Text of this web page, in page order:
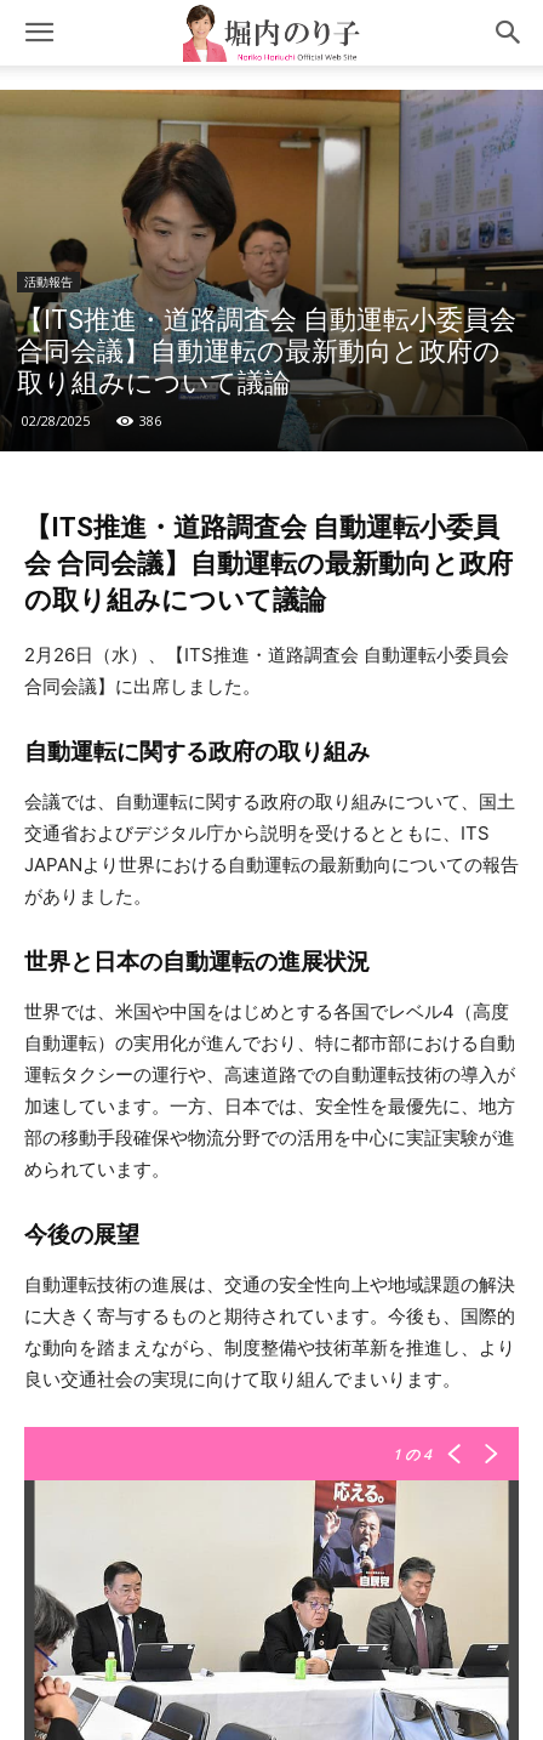
活動報告
【ITS推進・道路調査会 自動運転小委員会
合同会議】自動運転の最新動向と政府の
取り組みについて議論
02/28/2025 386
【ITS推進・道路調査会 自動運転小委員
会 合同会議】自動運転の最新動向と政府
の取り組みについて議論
2月26日（水）、【ITS推進・道路調査会 自動運転小委員会
合同会議】に出席しました。
自動運転に関する政府の取り組み
会議では、自動運転に関する政府の取り組みについて、国土
交通省およびデジタル庁から説明を受けるとともに、ITS
JAPANより世界における自動運転の最新動向についての報告
がありました。
世界と日本の自動運転の進展状況
世界では、米国や中国をはじめとする各国でレベル4（高度
自動運転）の実用化が進んでおり、特に都市部における自動
運転タクシーの運行や、高速道路での自動運転技術の導入が
加速しています。一方、日本では、安全性を最優先に、地方
部の移動手段確保や物流分野での活用を中心に実証実験が進
められています。
今後の展望
自動運転技術の進展は、交通の安全性向上や地域課題の解決
に大きく寄与するものと期待されています。今後も、国際的
な動向を踏まえながら、制度整備や技術革新を推進し、より
良い交通社会の実現に向けて取り組んでまいります。
1 の 4